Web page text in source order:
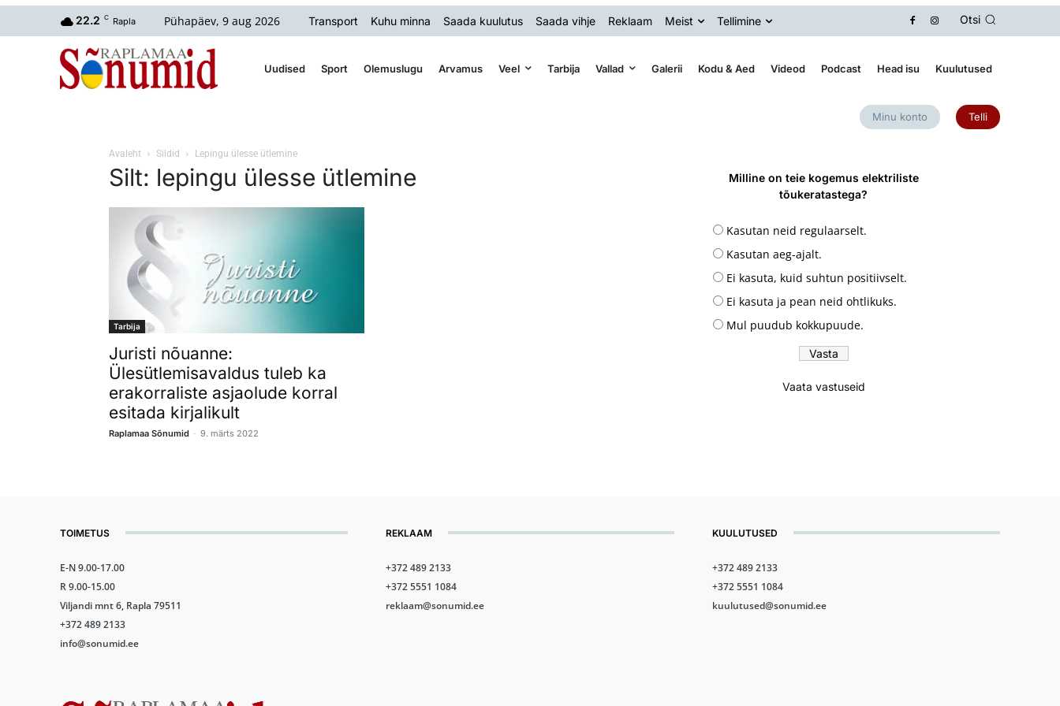
22.2 C Rapla Pühapäev, 9 aug 2026 Transport Kuhu minna Saada kuulutus Saada vihje Reklaam Meist Tellimine Otsi
Uudised Sport Olemuslugu Arvamus Veel Tarbija Vallad Galerii Kodu & Aed Videod Podcast Head isu Kuulutused
Minu konto Telli
Avaleht Sildid Lepingu ülesse ütlemine
Silt: lepingu ülesse ütlemine
Tarbija
Juristi nõuanne:
Ülesütlemisavaldus tuleb ka
erakorraliste asjaolude korral
esitada kirjalikult
Raplamaa Sõnumid - 9. märts 2022
Milline on teie kogemus elektriliste
tõukeratastega?
Kasutan neid regulaarselt.
Kasutan aeg-ajalt.
Ei kasuta, kuid suhtun positiivselt.
Ei kasuta ja pean neid ohtlikuks.
Mul puudub kokkupuude.
Vaata vastuseid
TOIMETUS
E-N 9.00-17.00
R 9.00-15.00
Viljandi mnt 6, Rapla 79511
+372 489 2133
info@sonumid.ee
REKLAAM
+372 489 2133
+372 5551 1084
reklaam@sonumid.ee
KUULUTUSED
+372 489 2133
+372 5551 1084
kuulutused@sonumid.ee